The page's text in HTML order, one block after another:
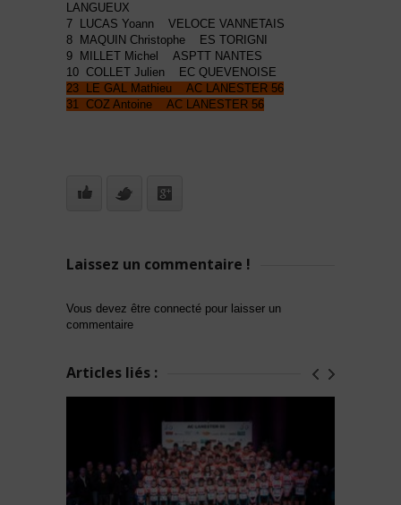
LANGUEUX
7 LUCAS Yoann VELOCE VANNETAIS
8 MAQUIN Christophe ES TORIGNI
9 MILLET Michel ASPTT NANTES
10 COLLET Julien EC QUEVENOISE
23 LE GAL Mathieu AC LANESTER 56
31 COZ Antoine AC LANESTER 56
Laissez un commentaire !
Vous devez être connecté pour laisser un
commentaire
Articles liés :